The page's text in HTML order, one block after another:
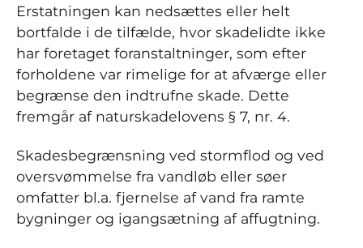
Erstatningen kan nedsættes eller helt
bortfalde i de tilfælde, hvor skadelidte ikke
har foretaget foranstaltninger, som efter
forholdene var rimelige for at afværge eller
begrænse den indtrufne skade. Dette
fremgår af naturskadelovens § 7, nr. 4.
Skadesbegrænsning ved stormflod og ved
oversvømmelse fra vandløb eller søer
omfatter bl.a. fjernelse af vand fra ramte
bygninger og igangsætning af affugtning.